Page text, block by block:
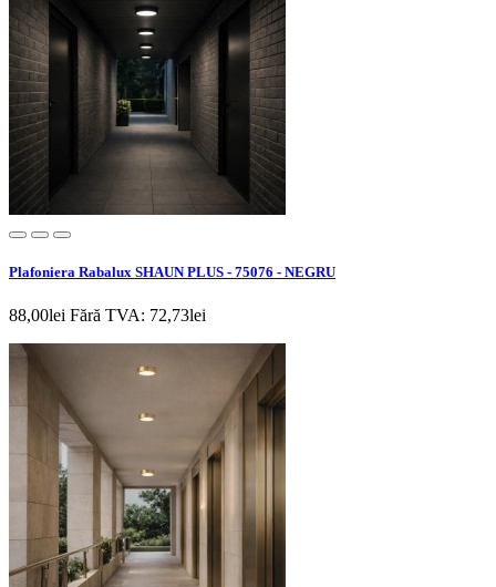
Plafoniera Rabalux SHAUN PLUS - 75076 - NEGRU
88,00lei Fără TVA: 72,73lei